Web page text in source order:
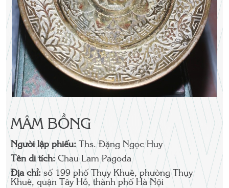
MÂM BỒNG
Người lập phiếu: Ths. Đặng Ngọc Huy
Tên di tích:Chau Lam Pagoda
Địa chỉ:số 199 phố Thụy Khuê, phường Thụy
Khuê, quận Tây Hồ, thành phố Hà Nội